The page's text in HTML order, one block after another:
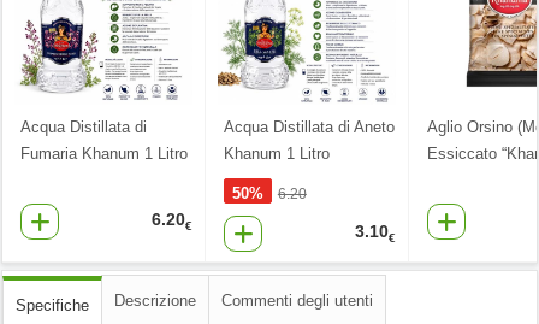
Acqua Distillata di
Fumaria Khanum 1 Litro
6.20€
Acqua Distillata di Aneto
Khanum 1 Litro
50% 6.20
3.10€
Aglio Orsino
Essiccato
Specifiche Descrizione Commenti degli utenti